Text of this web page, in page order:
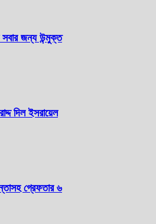
সবার জন্য উন্মুক্ত
দিল ইসরায়েল
গ্রেফতার ৬